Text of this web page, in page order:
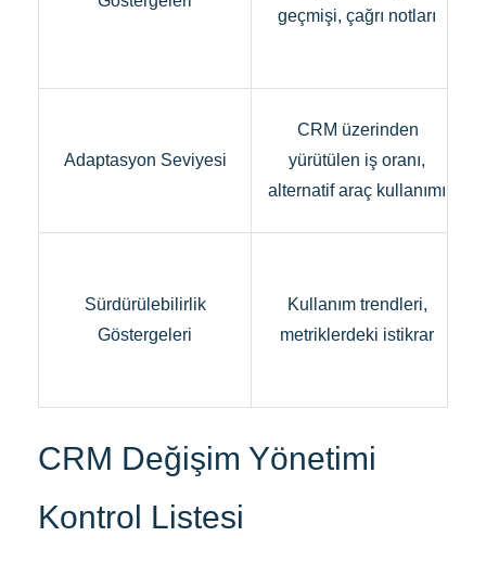
geçmişi, çağrı notları
Adaptasyon Seviyesi
CRM üzerinden
yürütülen iş oranı,
alternatif araç kullanımı
Sürdürülebilirlik
Göstergeleri
Kullanım trendleri,
metriklerdeki istikrar
CRM Değişim Yönetimi
Kontrol Listesi